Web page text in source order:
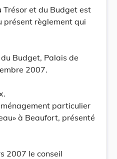
et du Budget est
présent règlement qui
Budget, Palais de
2007.
particulier
à Beaufort, présenté
2007 le conseil